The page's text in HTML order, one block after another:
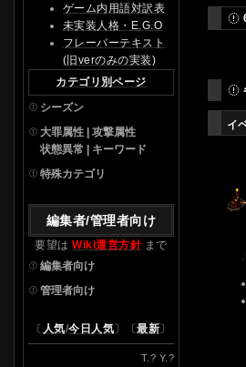
イ
ゲーム内用語対訳表
未実装人格・E.G.O
フレーバーテキスト
(旧verのみの実装)
カテゴリ別ページ
シーズン
大罪属性 | 攻撃属性
状態異常 | キーワード
特殊カテゴリ
編集者/管理者向け
要望はWiki運営方針まで
編集者向け
管理者向け
〔 人気/今日人気〕〔最新〕
T. ? Y. ?